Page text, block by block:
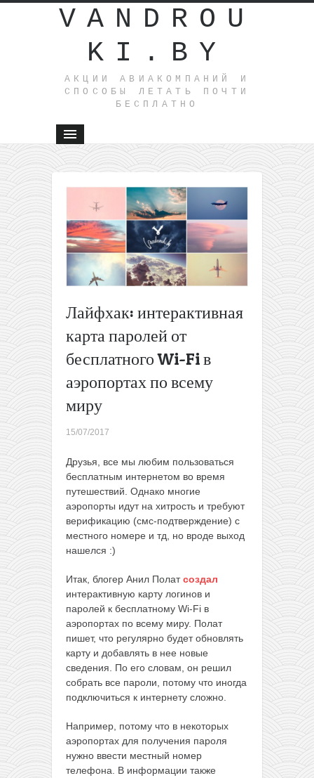
VANDROU
KI.BY
АКЦИИ АВИАКОМПАНИЙ И
СПОСОБЫ ЛЕТАТЬ ПОЧТИ
БЕСПЛАТНО
Лайфхак: интерактивная
карта паролей от
бесплатного Wi-Fi в
аэропортах по всему
миру
15/07/2017
Друзья, все мы любим пользоваться
бесплатным интернетом во время
путешествий. Однако многие
аэропорты идут на хитрость и требуют
верификацию (смс-подтверждение) с
местного номере и тд, но вроде выход
нашелся :)
Итак, блогер Анил Полатсоздал
интерактивную карту логинов и
паролей к бесплатному Wi-Fi в
аэропортах по всему миру. Полат
пишет, что регулярно будет обновлять
карту и добавлять в нее новые
сведения. По его словам, он решил
собрать все пароли, потому что иногда
подключиться к интернету сложно.
Например, потому что в некоторых
аэропортах для получения пароля
нужно ввести местный номер
телефона. В информации также
Qatar
Airways:
полеты
из
Москвы
Таиланд
обратно
(август-
октябрь)
и на
Майорку
туда-
обратно (в
ноябре)